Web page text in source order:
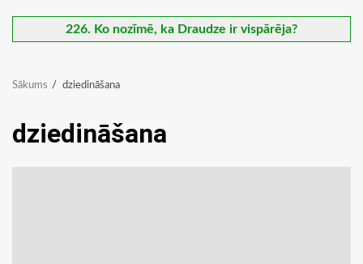
226. Ko nozīmē, ka Draudze ir vispārēja?
Sākums dziedināšana
dziedināšana